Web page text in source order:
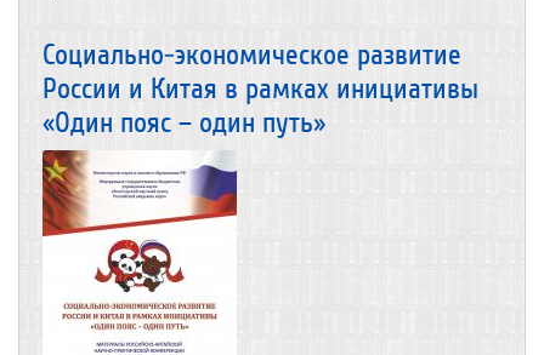
Социально-экономическое развитие
России и Китая в рамках инициативы
«Один пояс – один путь»